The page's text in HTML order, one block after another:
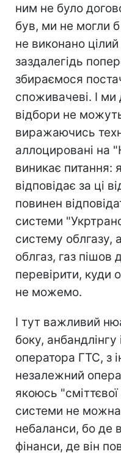
ним не було
був, ми не могли б
не виконано
заздалегідь
збираємося
споживачеві. І ми
відбори не
виражаючись
аллоцировані на
виникає питання:
відповідає за ці
повинен
системи
систему облгазу,
облгаз, газ пішов
перевірити, куди
не можемо.
І тут важливий
боку, анбандлінгу
оператора ГТС, з
незалежний
якоюсь
системи не можна
небаланси, бо де
фінанси, де він